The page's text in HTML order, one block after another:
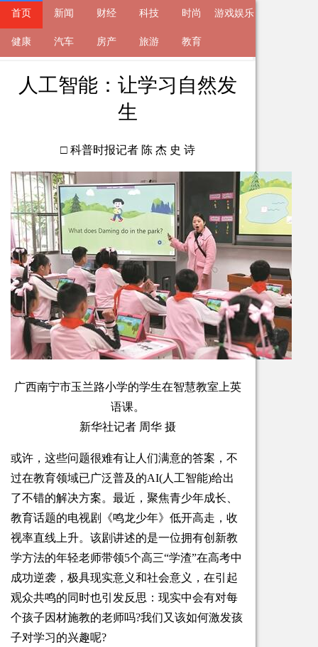
首页 新闻 财经 科技 时尚 游戏娱乐
健康 汽车 房产 旅游 教育
来自 新闻2024-01-15 20:51 的文章
人工智能：让学习自然发
生
□ 科普时报记者 陈 杰 史 诗
广西南宁市玉兰路小学的学生在智慧教室上英
语课。
新华社记者 周华 摄
或许，这些问题很难有让人们满意的答案，不
过在教育领域已广泛普及的AI(人工智能)给出
了不错的解决方案。最近，聚焦青少年成长、
教育话题的电视剧《鸣龙少年》低开高走，收
视率直线上升。该剧讲述的是一位拥有创新教
学方法的年轻老师带领5个高三“学渣”在高考中
成功逆袭，极具现实意义和社会意义，在引起
观众共鸣的同时也引发反思：现实中会有对每
个孩子因材施教的老师吗?我们又该如何激发孩
子对学习的兴趣呢?